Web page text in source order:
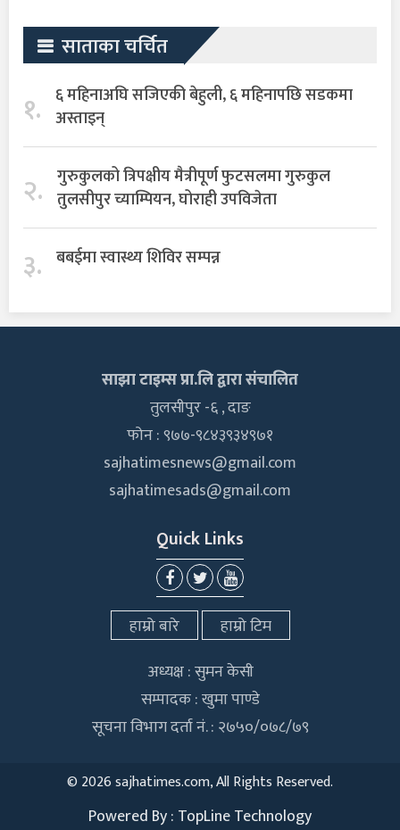
साताका चर्चित
१. ६ महिनाअघि सजिएकी बेहुली, ६ महिनापछि सडकमा
अस्ताइन्
२. गुरुकुलको त्रिपक्षीय मैत्रीपूर्ण फुटसलमा गुरुकुल
तुलसीपुर च्याम्पियन, घोराही उपविजेता
३. बबईमा स्वास्थ्य शिविर सम्पन्न
साझा टाइम्स प्रा.लि द्वारा संचालित
तुलसीपुर -६ , दाङ
फोन : ९७७-९८४३९३४९७१
sajhatimesnews@gmail.com
sajhatimesads@gmail.com
Quick Links
हाम्रो बारे
हाम्रो टिम
अध्यक्ष : सुमन केसी
सम्पादक : खुमा पाण्डे
सूचना विभाग दर्ता नं. : २७५०/०७८/७९
©2026 sajhatimes.com, All Rights Reserved.
Powered By : TopLine Technology